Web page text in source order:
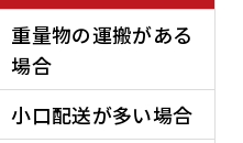
重量物の運搬がある
場合
小口配送が多い場合